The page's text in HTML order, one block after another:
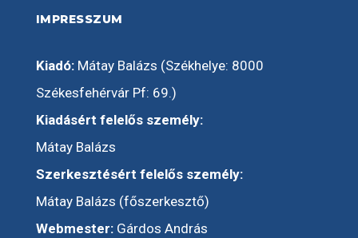
IMPRESSZUM
Kiadó:Mátay Balázs (Székhelye: 8000
Székesfehérvár Pf: 69.)
Kiadásért felelős személy:
Mátay Balázs
Szerkesztésért felelős személy:
Mátay Balázs (főszerkesztő)
Webmester:Gárdos András